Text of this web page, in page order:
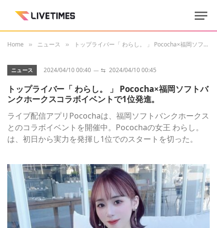
Home » ニュース » トップライバー「 わらし。 」 Pococha×福岡ソフトバンクホークスコラボイベントで1位発進。
ニュース 2024/04/10 00:40 ⇆ 2024/04/10 00:45
トップライバー「 わらし。 」 Pococha×福岡ソフトバ
ンクホークスコラボイベントで1位発進。
ライブ配信アプリPocochaは、福岡ソフトバンクホークス
とのコラボイベントを開催中。Pocochaの女王 わらし。
は、初日から実力を発揮し1位でのスタートを切った。